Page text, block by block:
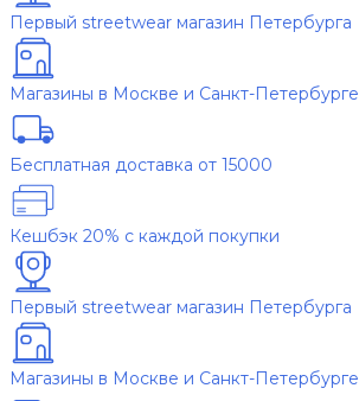
Первый streetwear магазин Петербурга
Магазины в Москве и Санкт-Петербурге
Бесплатная доставка от 15000
Кешбэк 20% с каждой покупки
Первый streetwear магазин Петербурга
Магазины в Москве и Санкт-Петербурге